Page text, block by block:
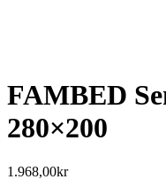
FAMBED
280×200
1.968,00kr